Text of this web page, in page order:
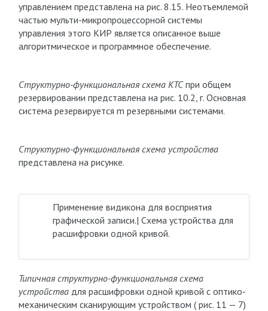
управлением представлена на рис. 8.15. Неотъемлемой
частью мульти-микропроцессорной системы
управления этого КИР является описанное выше
алгоритмическое и программное обеспечение.
Структурно-функциональная схема КТСпри общем
резервировании представлена на рис. 10.2, г. Основная
система резервируется m резервными системами.
Структурно-функциональная схема устройства
представлена на рисунке.
Применение видикона для восприятия
графической записи.| Схема устройства для
расшифровки одной кривой.
Типичная структурно-функциональная схема
устройствадля расшифровки одной кривой с оптико-
механическим сканирующим устройством ( рис. 11 — 7)